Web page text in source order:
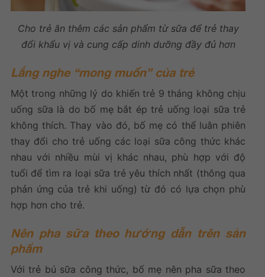
Cho trẻ ăn thêm các sản phẩm từ sữa để trẻ thay
đổi khẩu vị và cung cấp dinh dưỡng đầy đủ hơn
Lắng nghe “mong muốn” của trẻ
Một trong những lý do khiếntrẻ 9 tháng không chịu
uống sữa là do bố mẹ bắt ép trẻ uống loại sữa trẻ
không thích. Thay vào đó, bố mẹ có thể luân phiên
thay đổi cho trẻ uống các loại sữa công thức khác
nhau với nhiều mùi vị khác nhau, phù hợp với độ
tuổi để tìm ra loại sữa trẻ yêu thích nhất (thông qua
phản ứng của trẻ khi uống) từ đó có lựa chọn phù
hợp hơn cho trẻ.
Nên pha sữa theo hướng dẫn trên sản
phẩm
Với trẻ bú sữa công thức, bố mẹ nên pha sữa theo